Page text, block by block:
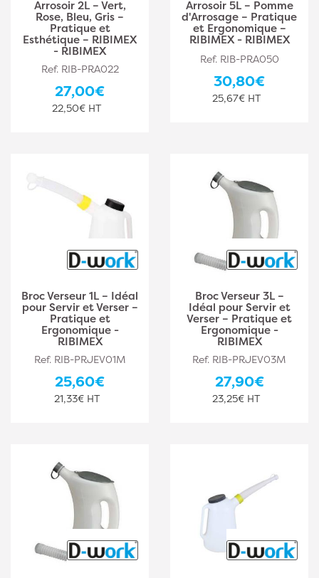
Arrosoir 2L – Vert,
Rose, Bleu, Gris –
Pratique et
Esthétique – RIBIMEX
- RIBIMEX
Ref. RIB-PRA022
27,00€
22,50€ HT
Arrosoir 5L – Pomme
d'Arrosage – Pratique
et Ergonomique –
RIBIMEX - RIBIMEX
Ref. RIB-PRA050
30,80€
25,67€ HT
Broc Verseur 1L – Idéal
pour Servir et Verser –
Pratique et
Ergonomique -
RIBIMEX
Ref. RIB-PRJEV01M
25,60€
21,33€ HT
Broc Verseur 3L –
Idéal pour Servir et
Verser – Pratique et
Ergonomique -
RIBIMEX
Ref. RIB-PRJEV03M
27,90€
23,25€ HT